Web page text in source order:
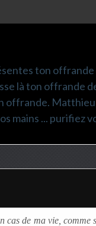
ton
là ton offrande
Matthieu
mains ... purifiez
cas de ma vie, comme